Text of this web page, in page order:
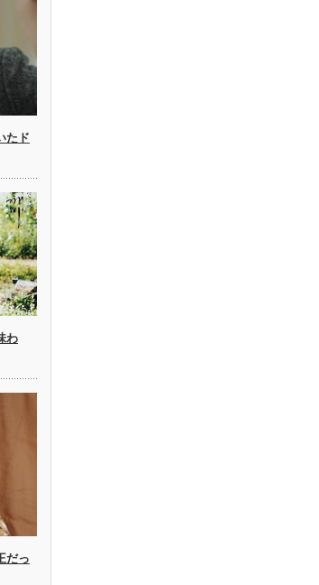
たド
わ
だっ